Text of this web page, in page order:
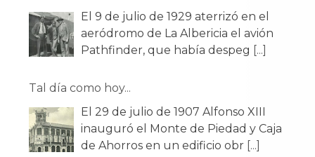
El 9 de julio de 1929 aterrizó en el
aeródromo de La Albericia el avión
Pathfinder, que había despeg [...]
Tal día como hoy...
El 29 de julio de 1907 Alfonso XIII
inauguró el Monte de Piedad y Caja
de Ahorros en un edificio obr [...]